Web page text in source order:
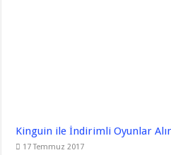
Kinguin ile İndirimli Oyunlar
17 Temmuz 2017